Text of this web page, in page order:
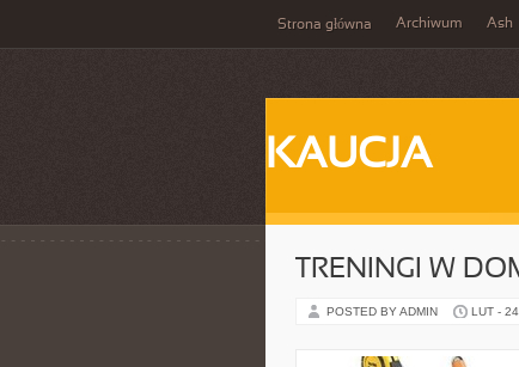
Strona główna Archiwum Ash
KAUCJA
TRENINGI W
POSTED BY ADMIN LUT -